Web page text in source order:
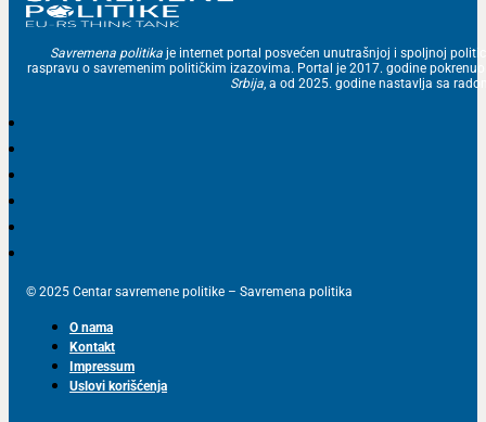
Savremena politika je internet portal posvećen unutrašnjoj i spoljnoj
raspravu o savremenim političkim izazovima. Portal je 2017. godine
Srbija , a od 2025. godine nastavlja sa
© 2025 Centar savremene politike – Savremena politika
O nama
Kontakt
Impressum
Uslovi korišćenja